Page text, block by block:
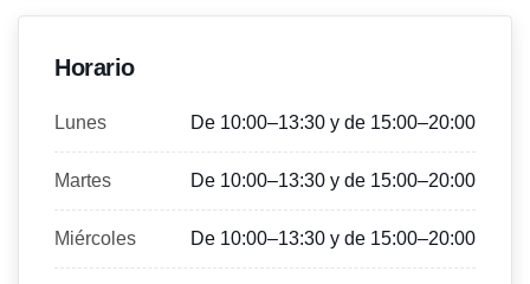
Horario
Lunes De 10:00–13:30 y de 15:00–20:00
Martes De 10:00–13:30 y de 15:00–20:00
Miércoles De 10:00–13:30 y de 15:00–20:00